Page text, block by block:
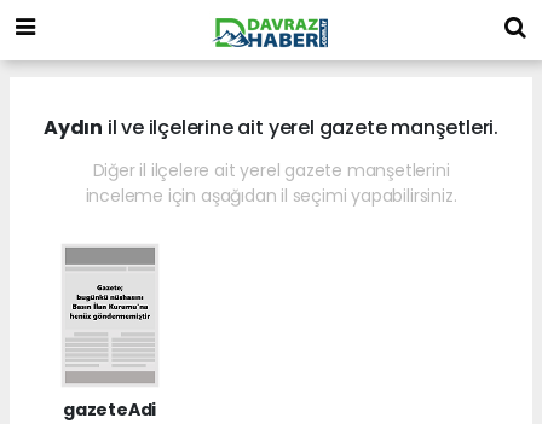
Aydın il ve ilçelerine ait yerel gazete manşetleri.
Diğer il ilçelere ait yerel gazete manşetlerini
inceleme için aşağıdan il seçimi yapabilirsiniz.
gazeteAdi